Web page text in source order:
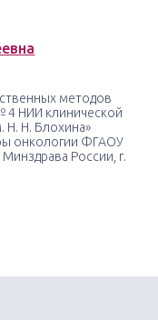
методов
4 НИИ клинической
Н. Блохина»
онкологии ФГАОУ
России, г.